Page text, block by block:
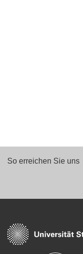
So erreichen Sie uns